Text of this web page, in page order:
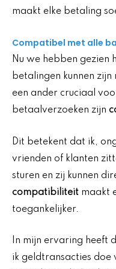
maakt elke betaling
Compatibel met alle
Nu we hebben gezien
betalingen kunnen
een ander cruciaal
betaalverzoeken zijn
Dit betekent dat ik,
vrienden of klanten
sturen en zij kunnen
compatibiliteit maakt
toegankelijker.
In mijn ervaring heeft
ik geldtransacties